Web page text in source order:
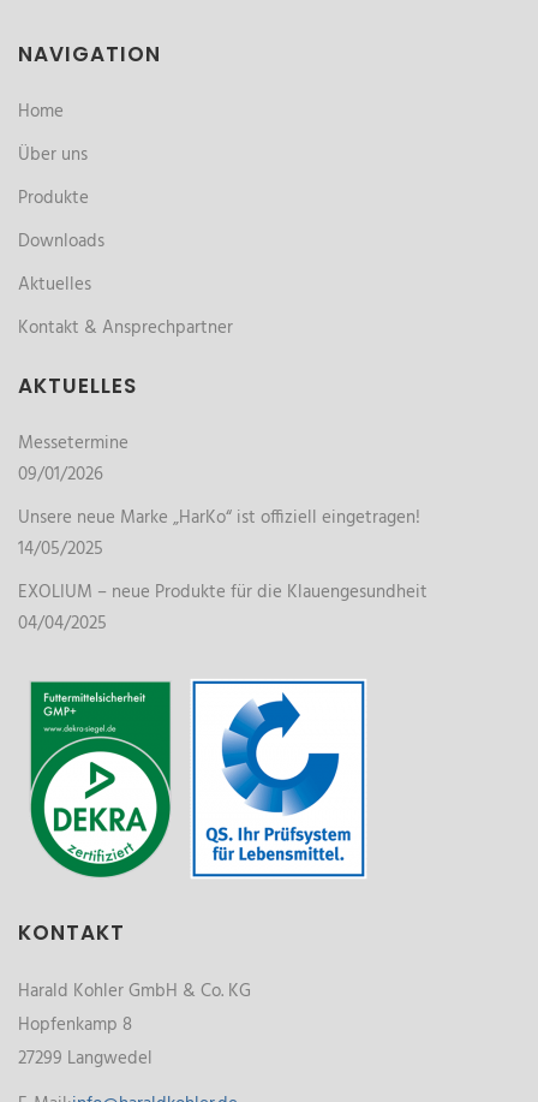
NAVIGATION
Home
Über uns
Produkte
Downloads
Aktuelles
Kontakt & Ansprechpartner
AKTUELLES
Messetermine
09/01/2026
Unsere neue Marke „HarKo“ ist offiziell eingetragen!
14/05/2025
EXOLIUM – neue Produkte für die Klauengesundheit
04/04/2025
KONTAKT
Harald Kohler GmbH & Co. KG
Hopfenkamp 8
27299 Langwedel